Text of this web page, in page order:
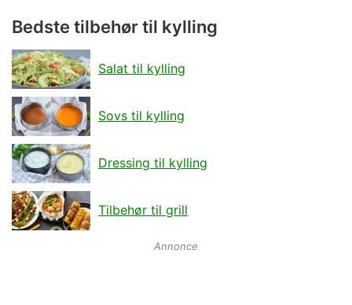
Bedste tilbehør til kylling
Salat til kylling
Sovs til kylling
Dressing til kylling
Tilbehør til grill
Annonce